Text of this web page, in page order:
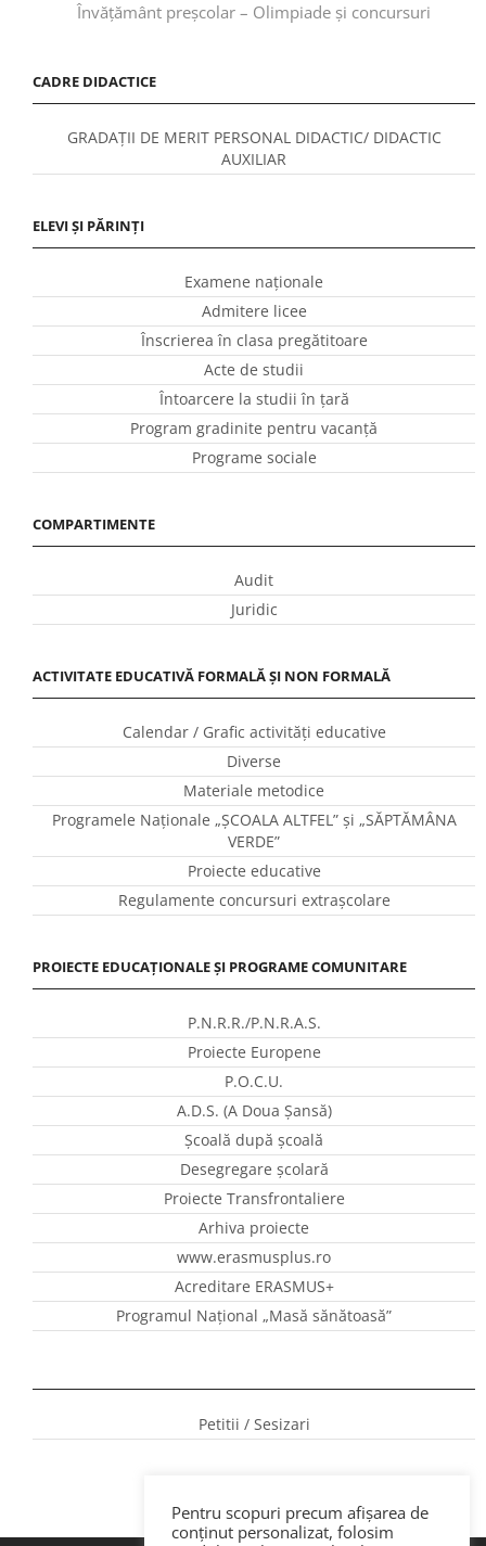
Învăţământ preşcolar – Olimpiade și concursuri
CADRE DIDACTICE
GRADAȚII DE MERIT PERSONAL DIDACTIC/ DIDACTIC
AUXILIAR
ELEVI ȘI PĂRINȚI
Examene naționale
Admitere licee
Înscrierea în clasa pregătitoare
Acte de studii
Întoarcere la studii în ţară
Program gradinite pentru vacanţă
Programe sociale
COMPARTIMENTE
Audit
Juridic
ACTIVITATE EDUCATIVĂ FORMALĂ ȘI NON FORMALĂ
Calendar / Grafic activităţi educative
Diverse
Materiale metodice
Programele Naţionale „ŞCOALA ALTFEL” și „SĂPTĂMÂNA
VERDE”
Proiecte educative
Regulamente concursuri extraşcolare
PROIECTE EDUCAȚIONALE ȘI PROGRAME COMUNITARE
P.N.R.R./P.N.R.A.S.
Proiecte Europene
P.O.C.U.
A.D.S. (A Doua Șansă)
Școală după școală
Desegregare școlară
Proiecte Transfrontaliere
Arhiva proiecte
www.erasmusplus.ro
Acreditare ERASMUS+
Programul Național „Masă sănătoasă”
Petitii / Sesizari
Pentru scopuri precum afișarea de
conținut personalizat, folosim